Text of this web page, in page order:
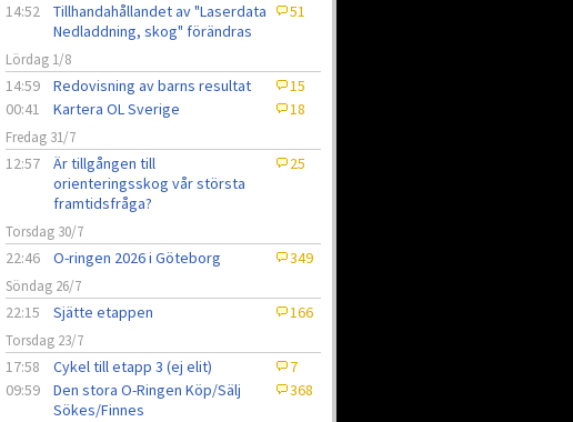
14:52
Tillhandahållandet av "Laserdata
Nedladdning, skog" förändras
51
Lördag 1/8
14:59 Redovisning av barns resultat
15
00:41
Kartera OL Sverige 18
Fredag 31/7
12:57
Är tillgången till
orienteringsskog vår största
framtidsfråga?
25
Torsdag 30/7
22:46 O-ringen 2026 i Göteborg 349
Söndag 26/7
22:15 Sjätte etappen 166
Torsdag 23/7
17:58 Cykel till etapp 3 (ej elit)
7
09:59
Den stora O-Ringen Köp/Sälj
Sökes/Finnes
368